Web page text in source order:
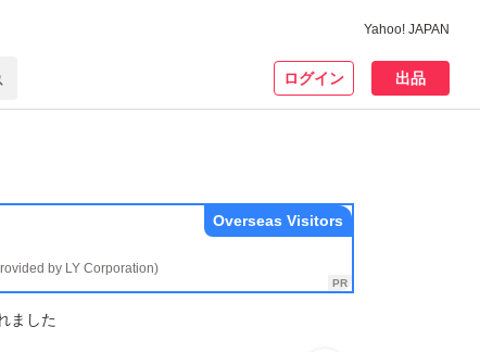
Yahoo! JAPAN
ログイン 出品
by LY Corporation)
Overseas Visitors
ました